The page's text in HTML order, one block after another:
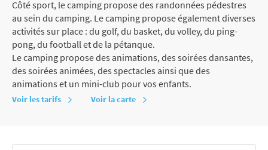
Côté sport, le camping propose des randonnées pédestres
au sein du camping. Le camping propose également diverses
activités sur place : du golf, du basket, du volley, du ping-
pong, du football et de la pétanque.
Le camping propose des animations, des soirées dansantes,
des soirées animées, des spectacles ainsi que des
animations et un mini-club pour vos enfants.
Voir les tarifs Voir la carte